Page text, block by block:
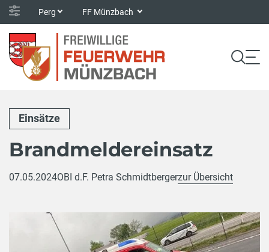
Perg FF Münzbach
Einsätze
Brandmeldereinsatz
07.05.2024OBI d.F. Petra Schmidtbergerzur Übersicht